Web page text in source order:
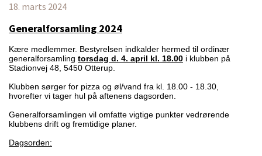
18. marts 2024
Generalforsamling 2024
Kære medlemmer. Bestyrelsen indkalder hermed til ordinær
generalforsamling torsdag d. 4. april kl. 18.00 i klubben på
Stadionvej 48, 5450 Otterup.
Klubben sørger for pizza og øl/vand fra kl. 18.00 - 18.30,
hvorefter vi tager hul på aftenens dagsorden.
Generalforsamlingen vil omfatte vigtige punkter vedrørende
klubbens drift og fremtidige planer.
Dagsorden: